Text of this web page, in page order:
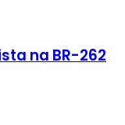
na BR-262